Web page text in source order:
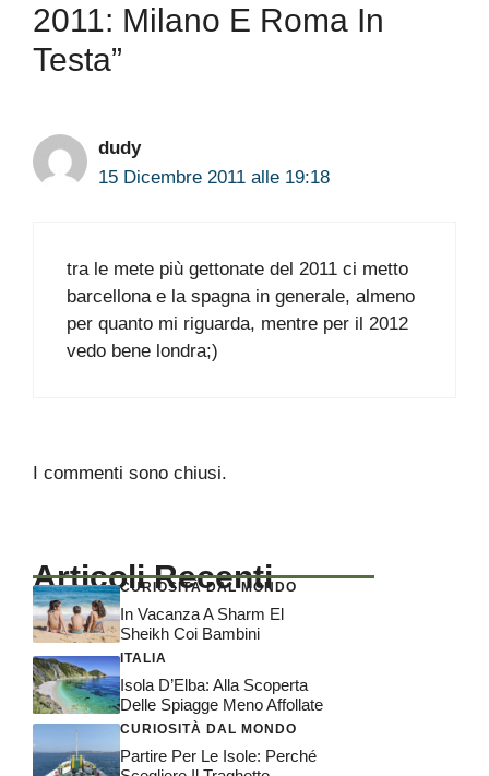
2011: Milano E Roma In
Testa”
dudy
15 Dicembre 2011 alle 19:18
tra le mete più gettonate del 2011 ci metto
barcellona e la spagna in generale, almeno
per quanto mi riguarda, mentre per il 2012
vedo bene londra;)
I commenti sono chiusi.
Articoli Recenti
CURIOSITÀ DAL MONDO
In Vacanza A Sharm El
Sheikh Coi Bambini
ITALIA
Isola D’Elba: Alla Scoperta
Delle Spiagge Meno Affollate
CURIOSITÀ DAL MONDO
Partire Per Le Isole: Perché